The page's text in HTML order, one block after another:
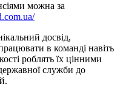
можна за
досвід,
в команді навіть
роблять їх цінними
служби до